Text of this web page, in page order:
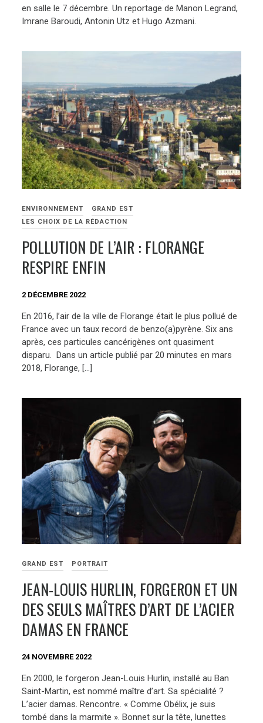
en salle le 7 décembre. Un reportage de Manon Legrand,
Imrane Baroudi, Antonin Utz et Hugo Azmani.
ENVIRONNEMENT
GRAND EST
LES CHOIX DE LA RÉDACTION
POLLUTION DE L’AIR : FLORANGE
RESPIRE ENFIN
2 DÉCEMBRE 2022
En 2016, l’air de la ville de Florange était le plus pollué de
France avec un taux record de benzo(a)pyrène. Six ans
après, ces particules cancérigènes ont quasiment
disparu. Dans un article publié par 20 minutes en mars
2018, Florange, […]
GRAND EST PORTRAIT
JEAN-LOUIS HURLIN, FORGERON ET UN
DES SEULS MAÎTRES D’ART DE L’ACIER
DAMAS EN FRANCE
24 NOVEMBRE 2022
En 2000, le forgeron Jean-Louis Hurlin, installé au Ban
Saint-Martin, est nommé maître d’art. Sa spécialité ?
L’acier damas. Rencontre. « Comme Obélix, je suis
tombé dans la marmite ». Bonnet sur la tête, lunettes